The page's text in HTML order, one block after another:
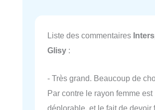
Liste des commentaires
Glisy :
- Très grand. Beaucoup de
Par contre le rayon femme est
déplorable, et le fait de devoir